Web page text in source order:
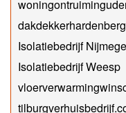
Isolatiebedrijf
Isolatiebedrijf Weesp